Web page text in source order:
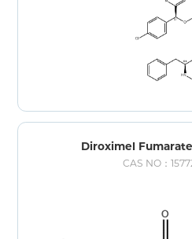
Diroximel
CAS NO：